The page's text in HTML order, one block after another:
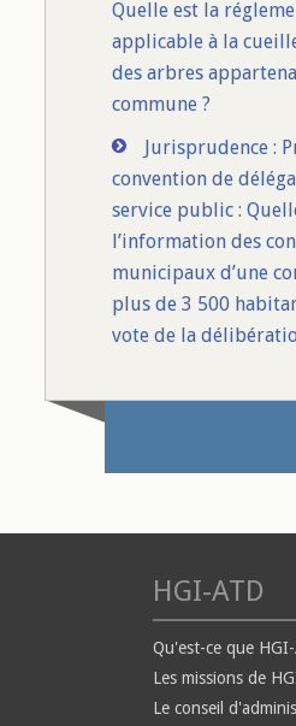
Quelle est la
applicable à la
des arbres
commune ?
Jurisprudence :
convention de
service public :
l’information des
municipaux d’une
plus de 3 500
vote de la
HGI-ATD
Qu'est-ce que
Les missions de
Le conseil